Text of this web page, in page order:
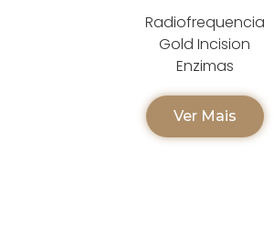
Radiofrequencia
Gold Incision
Enzimas
Ver Mais